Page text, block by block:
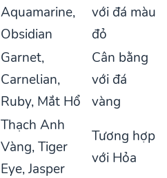
Aquamarine,
Obsidian
với đá màu
đỏ
Garnet,
Carnelian,
Ruby, Mắt Hổ
Cân bằng
với đá
vàng
Thạch Anh
Vàng, Tiger
Eye, Jasper
Tương hợp
với Hỏa